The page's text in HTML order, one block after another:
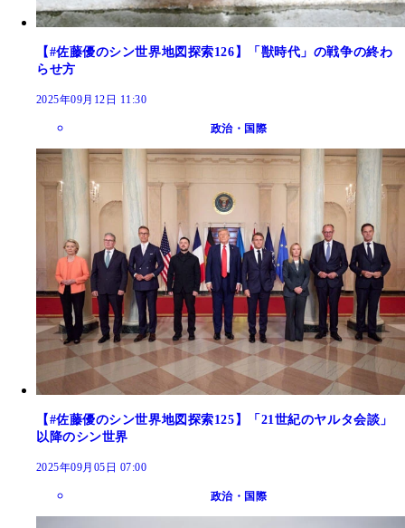
【#佐藤優のシン世界地図探索126】「獣時代」の戦争の終わ
らせ方
2025年09月12日 11:30
政治・国際
【#佐藤優のシン世界地図探索125】「21世紀のヤルタ会談」
以降のシン世界
2025年09月05日 07:00
政治・国際